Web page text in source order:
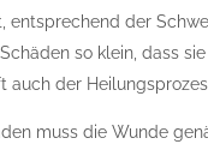
entsprechend der
so klein, dass
auch der
muss die Wunde